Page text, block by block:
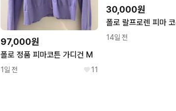
97,000원
폴로 정품 피마코튼 가디건 M
1일 전 11
30,000원
14일 전